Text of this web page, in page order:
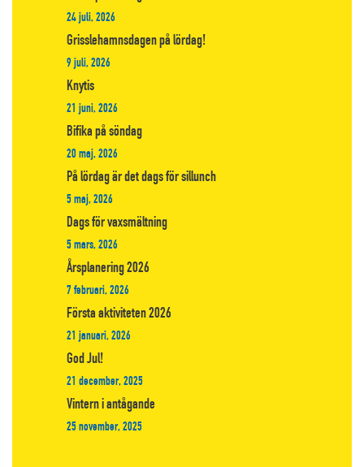
24 juli, 2026
Grisslehamnsdagen på lördag!
9 juli, 2026
Knytis
21 juni, 2026
Bifika på söndag
20 maj, 2026
På lördag är det dags för sillunch
5 maj, 2026
Dags för vaxsmältning
5 mars, 2026
Årsplanering 2026
7 februari, 2026
Första aktiviteten 2026
21 januari, 2026
God Jul!
21 december, 2025
Vintern i antågande
25 november, 2025